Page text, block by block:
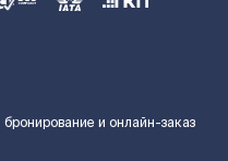
и онлайн-заказ